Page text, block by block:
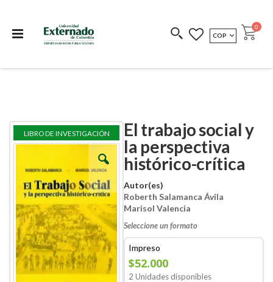
COEDICIONES REDIMIR CÓDIGO
MONEDA
COP Cart
0
El trabajo social y
la perspectiva
histórico-crítica
Autor(es)
Roberth Salamanca Ávila
Marisol Valencia
Seleccione un formato
Impreso
$52.000
2 Unidades disponibles
Skip
the
images
gallery
Skip
the
images
gallery
LIBRO DE INVESTIGACIÓN